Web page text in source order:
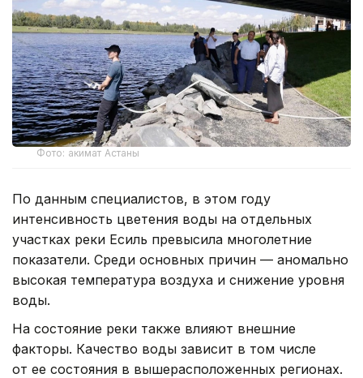
Фото: акимат Астаны
По данным специалистов, в этом году
интенсивность цветения воды на отдельных
участках реки Есиль превысила многолетние
показатели. Среди основных причин — аномально
высокая температура воздуха и снижение уровня
воды.
На состояние реки также влияют внешние
факторы. Качество воды зависит в том числе
от ее состояния в вышерасположенных регионах.